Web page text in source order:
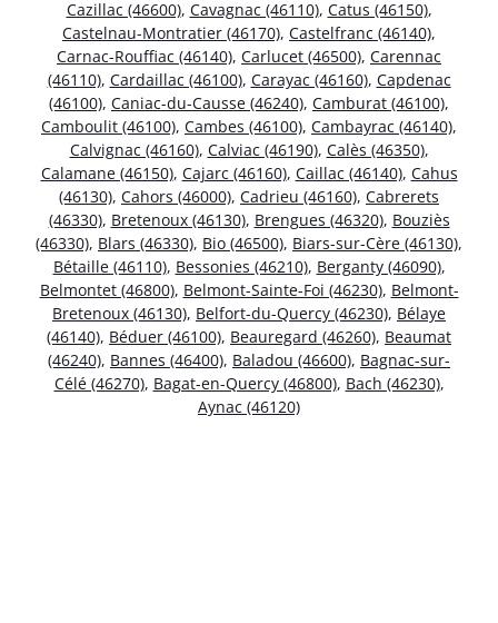
Cazillac (46600), Cavagnac (46110), Catus (46150),
Castelnau-Montratier (46170), Castelfranc (46140),
Carnac-Rouffiac (46140), Carlucet (46500), Carennac
(46110), Cardaillac (46100), Carayac (46160), Capdenac
(46100), Caniac-du-Causse (46240), Camburat (46100),
Camboulit (46100), Cambes (46100), Cambayrac (46140),
Calvignac (46160), Calviac (46190), Calès (46350),
Calamane (46150), Cajarc (46160), Caillac (46140), Cahus
(46130), Cahors (46000), Cadrieu (46160), Cabrerets
(46330), Bretenoux (46130), Brengues (46320), Bouziès
(46330), Blars (46330), Bio (46500), Biars-sur-Cère (46130),
Bétaille (46110), Bessonies (46210), Berganty (46090),
Belmontet (46800), Belmont-Sainte-Foi (46230), Belmont-
Bretenoux (46130), Belfort-du-Quercy (46230), Bélaye
(46140), Béduer (46100), Beauregard (46260), Beaumat
(46240), Bannes (46400), Baladou (46600), Bagnac-sur-
Célé (46270), Bagat-en-Quercy (46800), Bach (46230),
Aynac (46120)